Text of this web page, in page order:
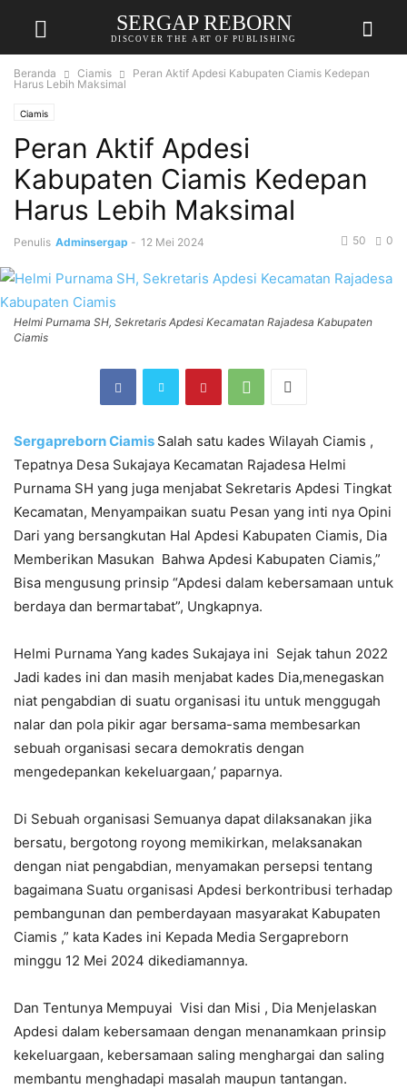
SERGAP REBORN
DISCOVER THE ART OF PUBLISHING
Beranda Ciamis
Peran Aktif Apdesi Kabupaten Ciamis Kedepan
Harus Lebih Maksimal
Ciamis
Peran Aktif Apdesi
Kabupaten Ciamis Kedepan
Harus Lebih Maksimal
Penulis Adminsergap - 12 Mei 2024 0
50
Helmi Purnama SH, Sekretaris Apdesi Kecamatan Rajadesa Kabupaten
Ciamis
SergaprebornCiamis Salah satu kades Wilayah Ciamis ,
Tepatnya Desa Sukajaya Kecamatan Rajadesa Helmi
Purnama SH yang juga menjabat Sekretaris Apdesi Tingkat
Kecamatan, Menyampaikan suatu Pesan yang inti nya Opini
Dari yang bersangkutan Hal Apdesi Kabupaten Ciamis, Dia
Memberikan Masukan Bahwa Apdesi Kabupaten Ciamis,”
Bisa mengusung prinsip “Apdesi dalam kebersamaan untuk
berdaya dan bermartabat”, Ungkapnya.
Helmi Purnama Yang kades Sukajaya ini Sejak tahun 2022
Jadi kades ini dan masih menjabat kades Dia,menegaskan
niat pengabdian di suatu organisasi itu untuk menggugah
nalar dan pola pikir agar bersama-sama membesarkan
sebuah organisasi secara demokratis dengan
mengedepankan kekeluargaan,’ paparnya.
Di Sebuah organisasi Semuanya dapat dilaksanakan jika
bersatu, bergotong royong memikirkan, melaksanakan
dengan niat pengabdian, menyamakan persepsi tentang
bagaimana Suatu organisasi Apdesi berkontribusi terhadap
pembangunan dan pemberdayaan masyarakat Kabupaten
Ciamis ,” kata Kades ini Kepada Media Sergapreborn
minggu 12 Mei 2024 dikediamannya.
Dan Tentunya Mempuyai Visi dan Misi , Dia Menjelaskan
Apdesi dalam kebersamaan dengan menanamkaan prinsip
kekeluargaan, kebersamaan saling menghargai dan saling
membantu menghadapi masalah maupun tantangan.